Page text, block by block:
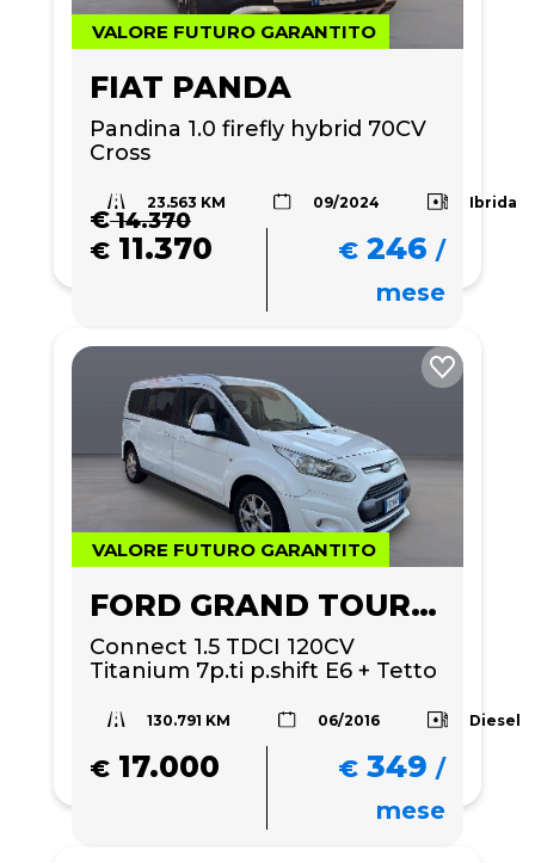
VALORE FUTURO GARANTITO
FIAT PANDA
Pandina 1.0 firefly hybrid 70CV
Cross
23.563 KM 09/2024 Ibrida
€14.370
€ 11.370 € 246 /
mese
VALORE FUTURO GARANTITO
FORD GRAND TOURNEO
Connect 1.5 TDCI 120CV
Titanium 7p.ti p.shift E6 + Tetto
130.791 KM 06/2016 Diesel
€ 17.000 € 349 /
mese